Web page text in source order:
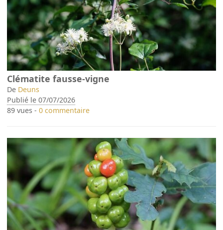
Clématite fausse-vigne
De Deuns
Publié le 07/07/2026
89 vues -0 commentaire